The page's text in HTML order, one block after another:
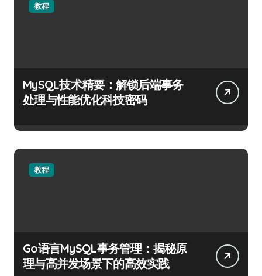
教程
MySQL技术精要：解锁后端事务
处理与性能优化科技密码
教程
Go语言MySQL事务管理：揭秘原
理与高并发场景下的高效实践